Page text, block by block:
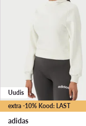
extra -10% Kood: LAST
Uudis
adidas